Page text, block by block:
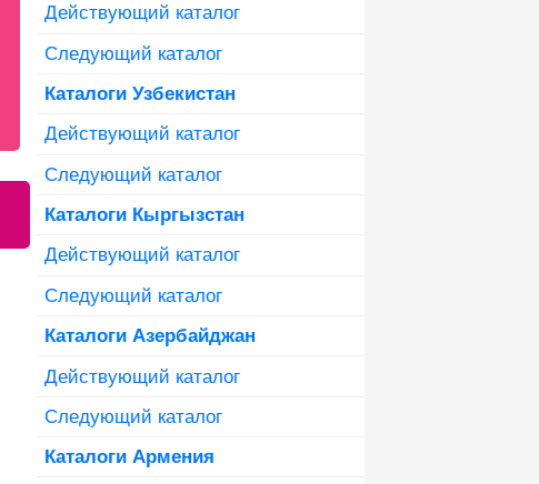
Действующий каталог
Следующий каталог
Каталоги Узбекистан
Действующий каталог
Следующий каталог
Каталоги Кыргызстан
Действующий каталог
Следующий каталог
Каталоги Азербайджан
Действующий каталог
Следующий каталог
Каталоги Армения